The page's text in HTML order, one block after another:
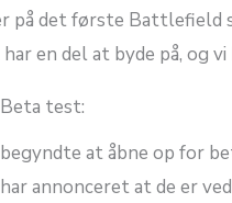
på det første Battlefield
en del at byde på, og
test:
at åbne op for
annonceret at de er